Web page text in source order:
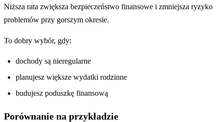
Niższa rata zwiększa bezpieczeństwo finansowe i zmniejsza ryzyko
problemów przy gorszym okresie.
To dobry wybór, gdy:
dochody są nieregularne
planujesz większe wydatki rodzinne
budujesz poduszkę finansową
Porównanie na przykładzie